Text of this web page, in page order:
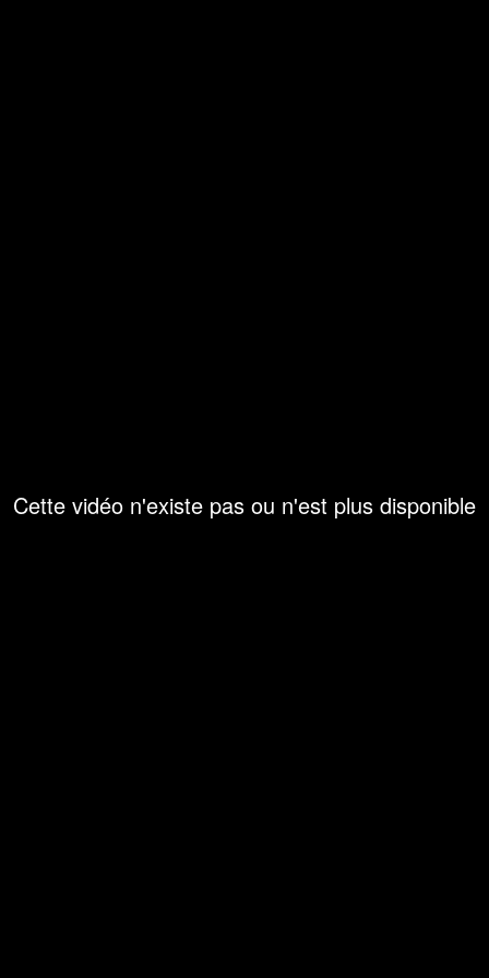
Cette vidéo n'existe pas ou n'est plus disponible